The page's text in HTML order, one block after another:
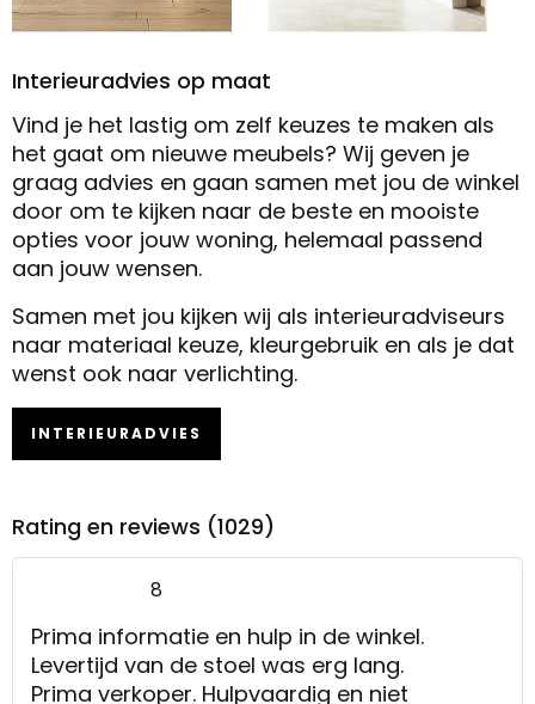
Interieuradvies op maat
Vind je het lastig om zelf keuzes te maken als
het gaat om nieuwe meubels? Wij geven je
graag advies en gaan samen met jou de winkel
door om te kijken naar de beste en mooiste
opties voor jouw woning, helemaal passend
aan jouw wensen.
Samen met jou kijken wij als interieuradviseurs
naar materiaal keuze, kleurgebruik en als je dat
wenst ook naar verlichting.
INTERIEURADVIES
Rating en reviews (1029)
8
Prima informatie en hulp in de winkel.
Levertijd van de stoel was erg lang.
Prima verkoper. Hulpvaardig en niet